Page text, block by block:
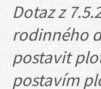
Dotaz z
rodinného
postavit
postavím